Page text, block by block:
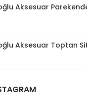
Aksesuar
Aksesuar Toptan